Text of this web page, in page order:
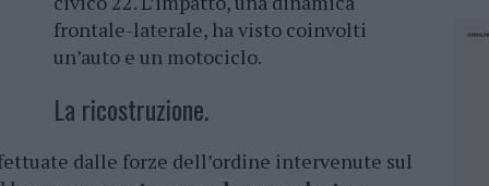
frontale-laterale, ha visto coinvolti
un’auto e un motociclo.
La ricostruzione.
dalle forze dell’ordine intervenute sul